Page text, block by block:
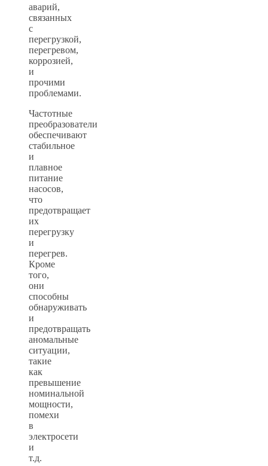
аварий,
связанных
с
перегрузкой,
перегревом,
коррозией,
и
прочими
проблемами.
Частотные
преобразователи
обеспечивают
стабильное
и
плавное
питание
насосов,
что
предотвращает
их
перегрузку
и
перегрев.
Кроме
того,
они
способны
обнаруживать
и
предотвращать
аномальные
ситуации,
такие
как
превышение
номинальной
мощности,
помехи
в
электросети
и
т.д.